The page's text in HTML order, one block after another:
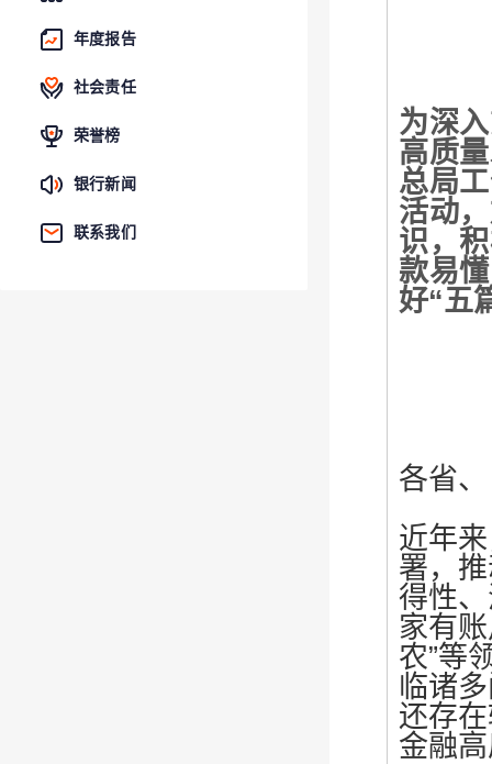
年度报告
社会责任
荣誉榜
银行新闻
联系我们
为深入
高质
总局
活动
识，
款易
好“五
各省
近年
署，
得性
家有
农”等
临诸
还存
金融